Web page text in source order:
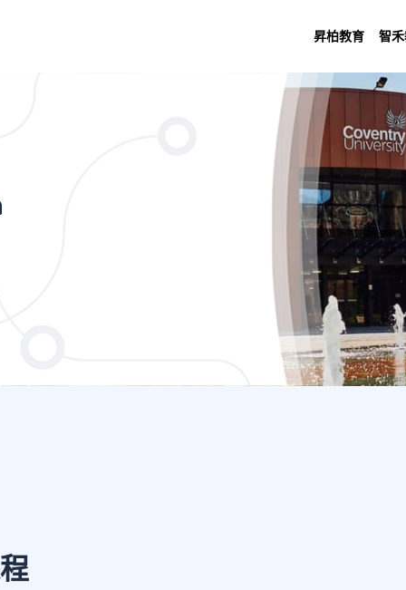
昇柏教育 智
Engineering with foundation year (4